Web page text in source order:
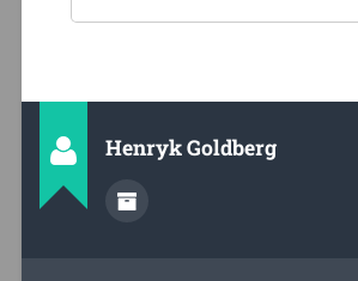
Henryk Goldberg